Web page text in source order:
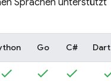
Sprachen unterstützt
Go C# Dart